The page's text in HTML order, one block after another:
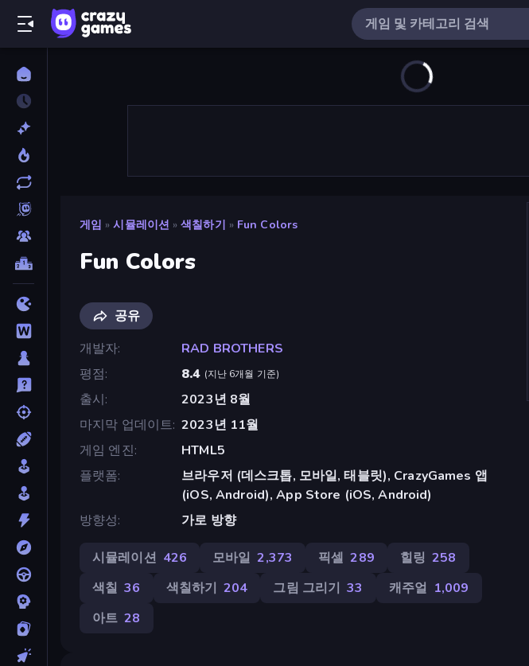
게임 » 시뮬레이션 » 색칠하기 » Fun Colors
Fun Colors
공유
개발자
RAD BROTHERS
평점
8.4 (지난 6개월 기준)
출시
2023년 8월
마지막 업데이트 2023년 11월
게임 엔진
HTML5
플랫폼
브라우저 (데스크톱, 모바일, 태블릿), CrazyGames 앱
(iOS, Android), App Store (iOS, Android)
방향성
가로 방향
시뮬레이션 426 모바일 2,373 픽셀 289 힐링 258
색칠 36 색칠하기 204 그림 그리기 33 캐주얼 1,009
아트 28